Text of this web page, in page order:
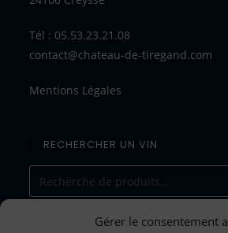
Gérer le consentement
Tél : 05.53.23.21.08
contact@chateau-de-tiregand.com
Mentions Légales
RECHERCHER UN VIN